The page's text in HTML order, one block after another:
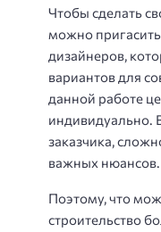
Чтобы сделать
можно
дизайнеров,
вариантов для
данной работе
индивидуально.
заказчика,
важных нюансов.
Поэтому, что
строительство